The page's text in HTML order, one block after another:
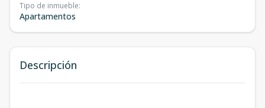
Tipo de inmueble:
Apartamentos
Descripción